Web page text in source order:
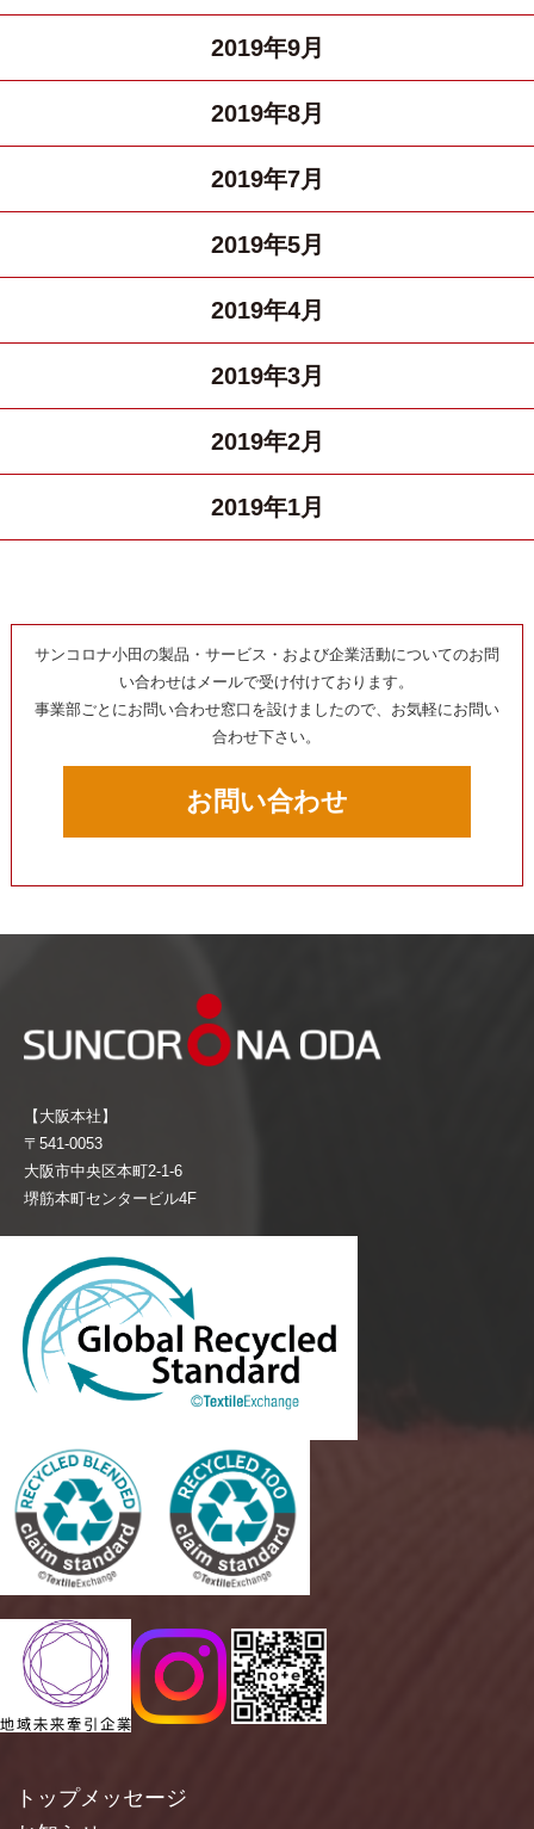
2019年9月
2019年8月
2019年7月
2019年5月
2019年4月
2019年3月
2019年2月
2019年1月
サンコロナ小田の製品・サービス・および企業活動についてのお問
い合わせはメールで受け付けております。
事業部ごとにお問い合わせ窓口を設けましたので、お気軽にお問い
合わせ下さい。
お問い合わせ
【大阪本社】
〒541-0053
大阪市中央区本町2-1-6
堺筋本町センタービル4F
トップメッセージ